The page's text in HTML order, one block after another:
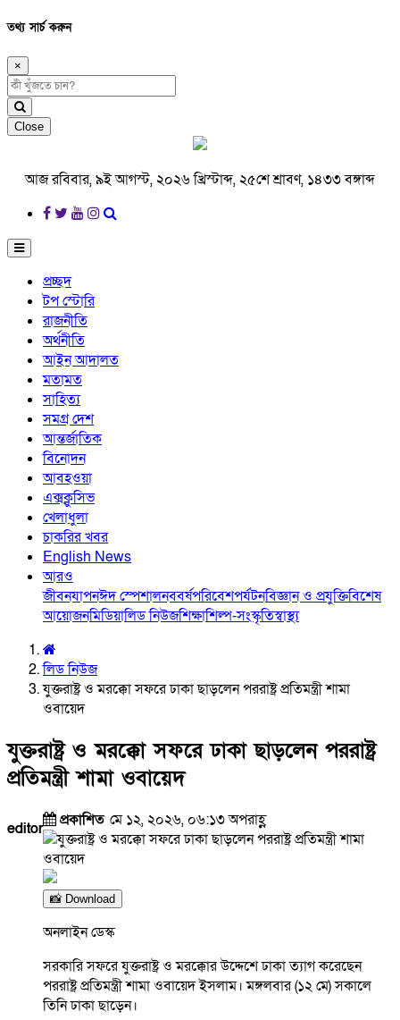
তথ্য সার্চ করুন
×
Close
আজ রবিবার, ৯ই আগস্ট, ২০২৬ খ্রিস্টাব্দ, ২৫শে শ্রাবণ, ১৪৩৩ বঙ্গাব্দ
প্রচ্ছদ
টপ স্টোরি
রাজনীতি
অর্থনীতি
আইন আদালত
মতামত
সাহিত্য
সমগ্র দেশ
আন্তর্জাতিক
বিনোদন
আবহওয়া
এক্সক্লুসিভ
খেলাধুলা
চাকরির খবর
English News
আরও
জীবনযাপনঈদ স্পেশালনববর্ষপরিবেশপর্যটনবিজ্ঞান ও প্রযুক্তিবিশেষ
আয়োজনমিডিয়ালিড নিউজশিক্ষাশিল্প-সংস্কৃতিস্বাস্থ্য
লিড নিউজ
যুক্তরাষ্ট্র ও মরক্কো সফরে ঢাকা ছাড়লেন পররাষ্ট্র প্রতিমন্ত্রী শামা
ওবায়েদ
যুক্তরাষ্ট্র ও মরক্কো সফরে ঢাকা ছাড়লেন পররাষ্ট্র
প্রতিমন্ত্রী শামা ওবায়েদ
editor প্রকাশিত মে ১২, ২০২৬, ০৬:১৩ অপরাহ্ণ
📸 Download
অনলাইন ডেস্ক
সরকারি সফরে যুক্তরাষ্ট্র ও মরক্কোর উদ্দেশে ঢাকা ত্যাগ করেছেন
পররাষ্ট্র প্রতিমন্ত্রী শামা ওবায়েদ ইসলাম। মঙ্গলবার (১২ মে) সকালে
তিনি ঢাকা ছাড়েন।